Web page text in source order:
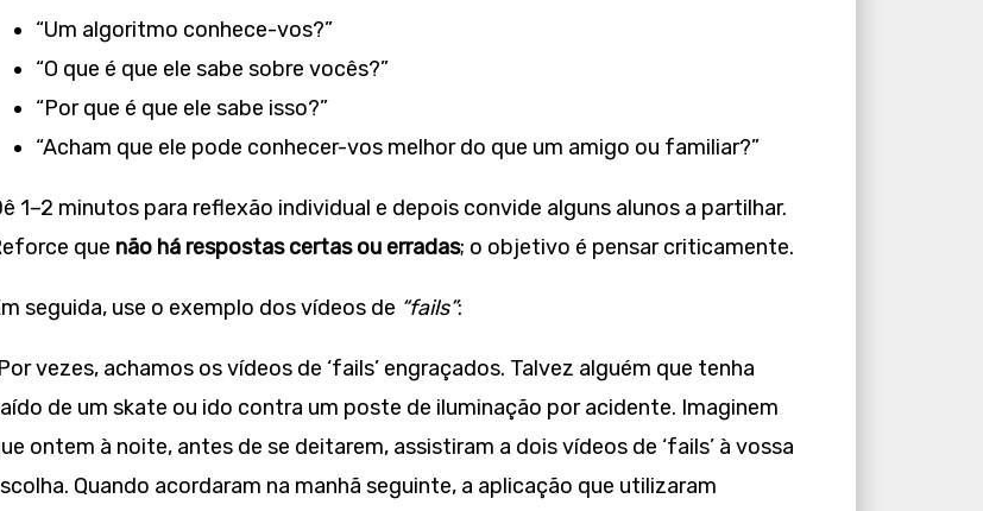
“Um algoritmo conhece-vos?”
“O que é que ele sabe sobre vocês?”
“Por que é que ele sabe isso?”
“Acham que ele pode conhecer-vos melhor do que um amigo ou familiar?”
1–2 minutos para reflexão individual e depois convide alguns alunos a partilhar.
que não há respostas certas ou erradas; o objetivo é pensar criticamente.
seguida, use o exemplo dos vídeos de “fails”:
vezes, achamos os vídeos de ‘fails’ engraçados. Talvez alguém que tenha
de um skate ou ido contra um poste de iluminação por acidente. Imaginem
ontem à noite, antes de se deitarem, assistiram a dois vídeos de ‘fails’ à vossa
Quando acordaram na manhã seguinte, a aplicação que utilizaram